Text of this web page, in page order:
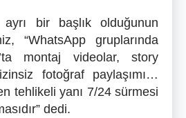
ayrı bir başlık olduğunun
“WhatsApp gruplarında
montaj videolar, story
fotoğraf paylaşımı…
tehlikeli yanı 7/24 sürmesi
dedi.